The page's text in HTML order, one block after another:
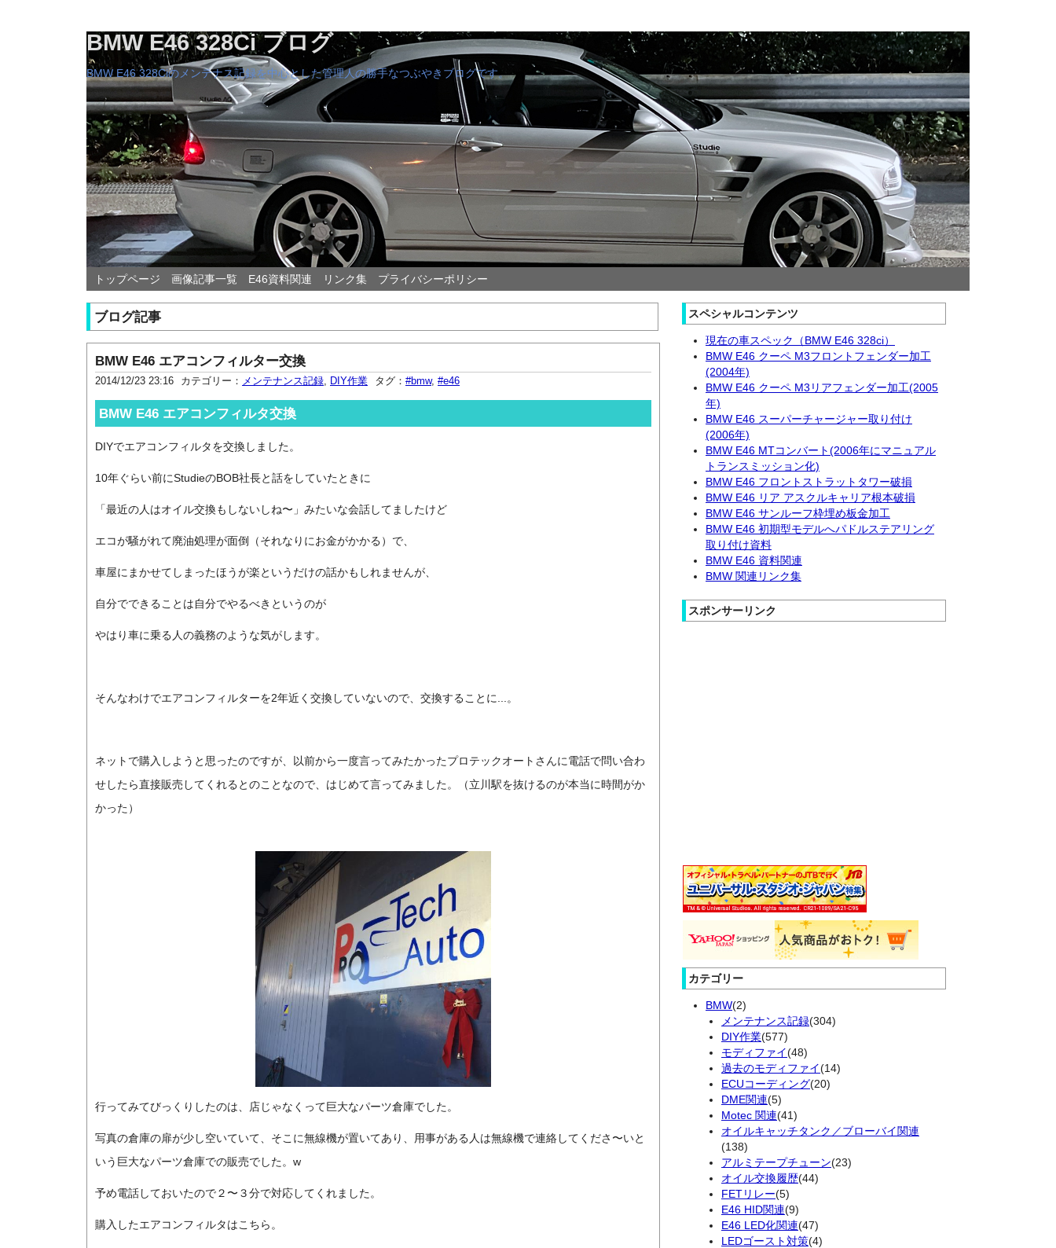
BMW E46 328Ci ブログ
BMW E46 328Ciのメンテナス記録を中心とした管理人の勝手なつぶやきブログです。
トップページ 画像記事一覧 E46資料関連 リンク集 プライバシーポリシー
ブログ記事
BMW E46 エアコンフィルター交換
2014/12/23 23:16 カテゴリー： メンテナンス記録, DIY作業 タグ： #bmw, #e46
BMW E46 エアコンフィルタ交換
DIYでエアコンフィルタを交換しました。
10年ぐらい前にStudieのBOB社長と話をしていたときに
「最近の人はオイル交換もしないしね〜」みたいな会話してましたけど
エコが騒がれて廃油処理が面倒（それなりにお金がかかる）で、
車屋にまかせてしまったほうが楽というだけの話かもしれませんが、
自分でできることは自分でやるべきというのが
やはり車に乗る人の義務のような気がします。
そんなわけでエアコンフィルターを2年近く交換していないので、交換することに...。
ネットで購入しようと思ったのですが、以前から一度言ってみたかったプロテックオートさんに電話で問い合わ
せしたら直接販売してくれるとのことなので、はじめて言ってみました。（立川駅を抜けるのが本当に時間がか
かった）
行ってみてびっくりしたのは、店じゃなくって巨大なパーツ倉庫でした。
写真の倉庫の扉が少し空いていて、そこに無線機が置いてあり、用事がある人は無線機で連絡してくださ〜いと
いう巨大なパーツ倉庫での販売でした。w
予め電話しておいたので２〜３分で対応してくれました。
購入したエアコンフィルタはこちら。
スペシャルコンテンツ
現在の車スペック（BMW E46 328ci）
BMW E46 クーペ M3フロントフェンダー加工
(2004年)
BMW E46 クーペ M3リアフェンダー加工(2005
年)
BMW E46 スーパーチャージャー取り付け
(2006年)
BMW E46 MTコンバート(2006年にマニュアル
トランスミッション化)
BMW E46 フロントストラットタワー破損
BMW E46 リア アスクルキャリア根本破損
BMW E46 サンルーフ枠埋め板金加工
BMW E46 初期型モデルへパドルステアリング
取り付け資料
BMW E46 資料関連
BMW 関連リンク集
スポンサーリンク
カテゴリー
BMW(2)
メンテナンス記録(304)
DIY作業(577)
モディファイ(48)
過去のモディファイ(14)
ECUコーディング(20)
DME関連(5)
Motec 関連(41)
オイルキャッチタンク／ブローバイ関連
(138)
アルミテープチューン(23)
オイル交換履歴(44)
FETリレー(5)
E46 HID関連(9)
E46 LED化関連(47)
LEDゴースト対策(4)